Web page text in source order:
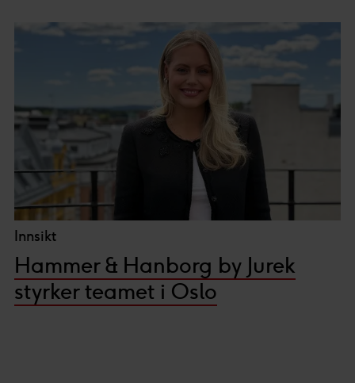
Innsikt
Hammer & Hanborg by Jurek
styrker teamet i Oslo